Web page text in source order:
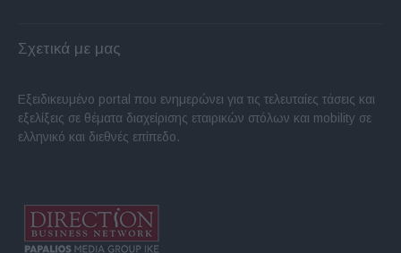
Σχετικά με μας
Εξειδικευμένο portal που ενημερώνει για τις τελευταίες τάσεις και
εξελίξεις σε θέματα διαχείρισης εταιρικών στόλων και mobility σε
ελληνικό και διεθνές επίπεδο.